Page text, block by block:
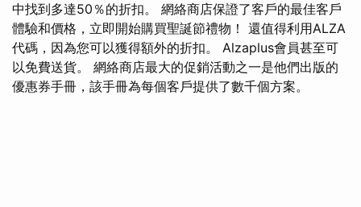
中找到多達50％的折扣。 網絡商店保證了客戶的最佳客戶
體驗和價格，立即開始購買聖誕節禮物！ 還值得利用ALZA
代碼，因為您可以獲得額外的折扣。 Alzaplus會員甚至可
以免費送貨。 網絡商店最大的促銷活動之一是他們出版的
優惠券手冊，該手冊為每個客戶提供了數千個方案。